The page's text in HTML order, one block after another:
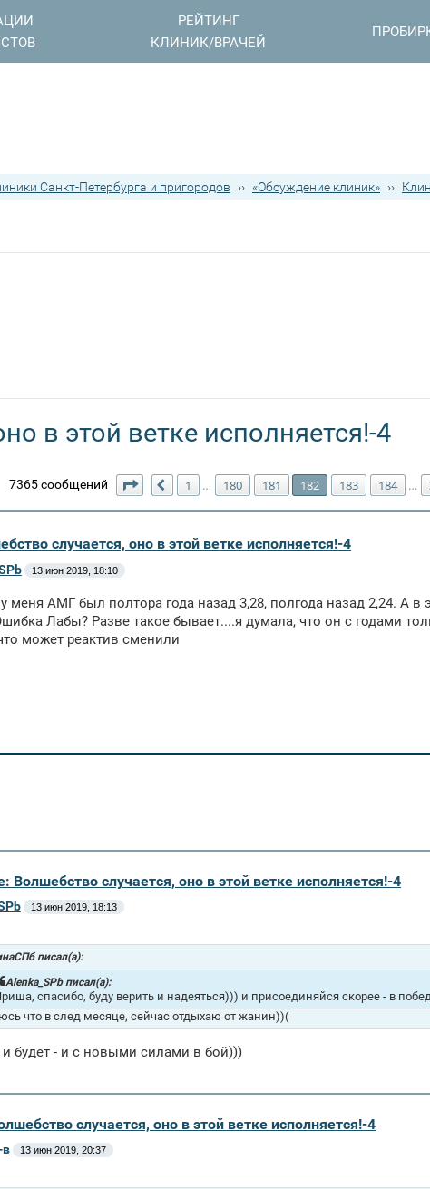
РЕЙТИНГ
КЛИНИК/ВРАЧЕЙ
Санкт-Петербурга и пригородов ›› «Обсуждение клиник» ››
в этой ветке исполняется!-4
7365 сообщений Страница 182 из211
Пред.
1 … 180 181 182 183 184 …
случается, оно в этой ветке исполняется!-4
13 июн 2019, 18:10
меня АМГ был полтора года назад 3,28, полгода назад 2,24. А в
Лабы? Разве такое бывает....я думала, что он с годами
может реактив сменили
Волшебство случается, оно в этой ветке исполняется!-4
13 июн 2019, 18:13
писал(а):
Alenka_SPb писал(а):
спасибо, буду верить и надеяться))) и присоединяйся скорее - в
что в след месяце, сейчас отдыхаю от жанин))(
и будет - и с новыми силами в бой)))
случается, оно в этой ветке исполняется!-4
в 13 июн 2019, 20:37